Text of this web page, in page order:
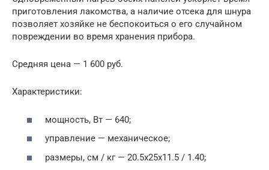
приготовления лакомства, а наличие отсека для шнура
позволяет хозяйке не беспокоиться о его случайном
повреждении во время хранения прибора.
Средняя цена — 1 600 руб.
Характеристики:
мощность, Вт — 640;
управление — механическое;
размеры, см / кг — 20.5х25х11.5 / 1.40;